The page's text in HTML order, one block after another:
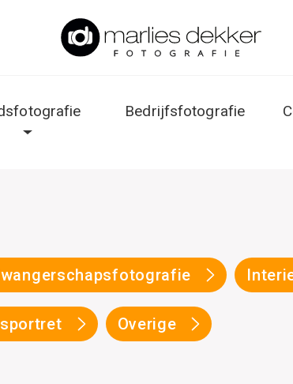
Bedrijfsfotografie
Overige